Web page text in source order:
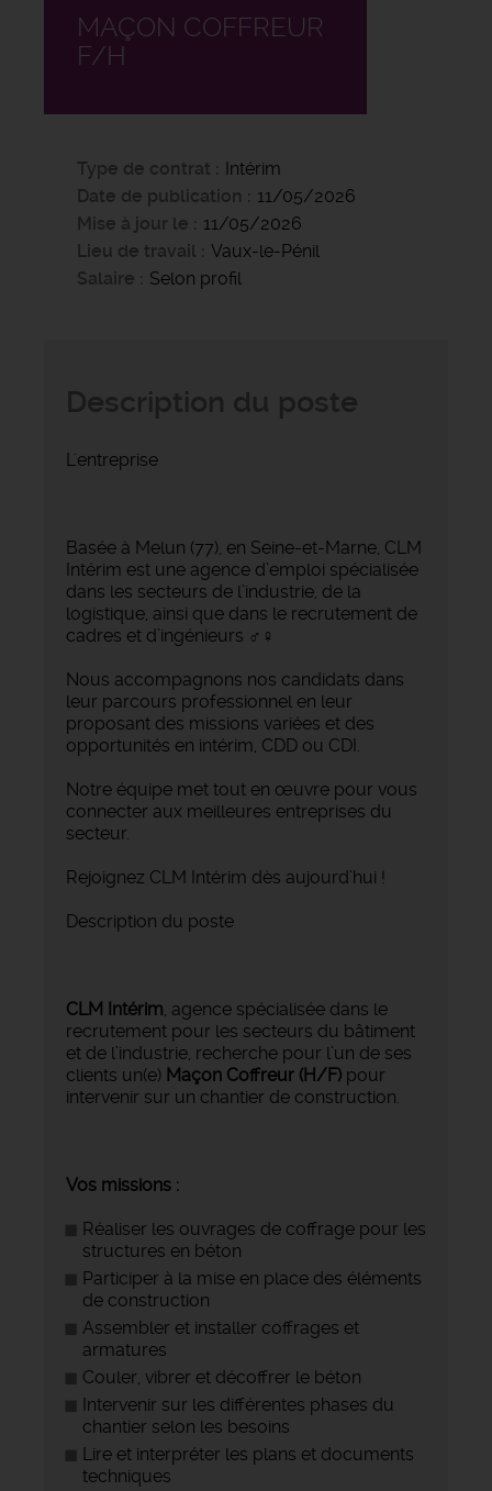
MAÇON COFFREUR
F/H
Type de contrat
Intérim
Date de publication
11/05/2026
Mise à jour le
11/05/2026
Lieu de travail
Vaux-le-Pénil
Salaire
Selon profil
L'entreprise
Basée à Melun (77), en Seine-et-Marne, CLM
Intérim est une agence d’emploi spécialisée
dans les secteurs de l’industrie, de la
logistique, ainsi que dans le recrutement de
cadres et d’ingénieurs ‍♂️‍♀️
Nous accompagnons nos candidats dans
leur parcours professionnel en leur
proposant des missions variées et des
opportunités en intérim, CDD ou CDI.
Notre équipe met tout en œuvre pour vous
connecter aux meilleures entreprises du
secteur.
Rejoignez CLM Intérim dès aujourd’hui !
Description du poste
CLM Intérim, agence spécialisée dans le
recrutement pour les secteurs du bâtiment
et de l’industrie, recherche pour l’un de ses
clients un(e) Maçon Coffreur (H/F) pour
intervenir sur un chantier de construction. ️
Vos missions :
Réaliser les ouvrages de coffrage pour les
structures en béton
Participer à la mise en place des éléments
de construction
Assembler et installer coffrages et
armatures
Couler, vibrer et décoffrer le béton
Intervenir sur les différentes phases du
chantier selon les besoins
Lire et interpréter les plans et documents
techniques